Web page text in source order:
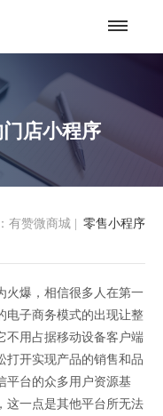
店小程序
零售小程序
有赞微商城
火爆，相信很多人在第一
电子商务模式的出现让整
不用占据移动设备客户端
打开实现产品的销售和品
平台的众多用户资源基
这一点是其他平台所无法